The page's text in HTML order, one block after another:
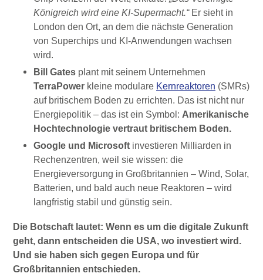
Königreich wird eine KI-Supermacht.“Er sieht in
London den Ort, an dem die nächste Generation
von Superchips und KI-Anwendungen wachsen
wird.
Bill Gates plant mit seinem Unternehmen
TerraPower kleine modulare Kernreaktoren (SMRs)
auf britischem Boden zu errichten. Das ist nicht nur
Energiepolitik – das ist ein Symbol: Amerikanische
Hochtechnologie vertraut britischem Boden.
Google und Microsoft investieren Milliarden in
Rechenzentren, weil sie wissen: die
Energieversorgung in Großbritannien – Wind, Solar,
Batterien, und bald auch neue Reaktoren – wird
langfristig stabil und günstig sein.
Die Botschaft lautet: Wenn es um die digitale Zukunft
geht, dann entscheiden die USA, wo investiert wird.
Und sie haben sich gegen Europa und für
Großbritannien entschieden.